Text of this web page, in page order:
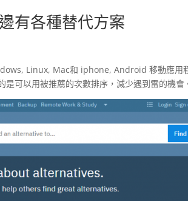
有各種替代方案
Linux, Mac和 iphone, Android 移動應用
可以用被推薦的次數排序，減少遇到雷的機會